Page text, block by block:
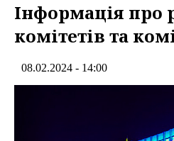
Інформація про
комітетів та
08.02.2024 - 14:00